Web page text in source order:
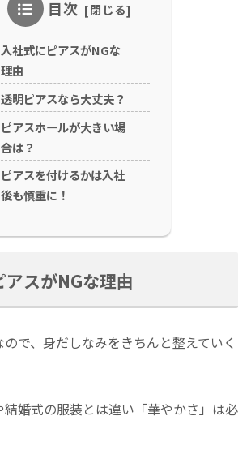
目次
入社式にピアスがNGな
理由
透明ピアスなら大丈夫？
ピアスホールが大きい場
合は？
ピアスを付けるかは入社
後も慎重に！
アスがNGな理由
で、身だしなみをきちんと整えていく
結婚式の服装とは違い「華やかさ」は必